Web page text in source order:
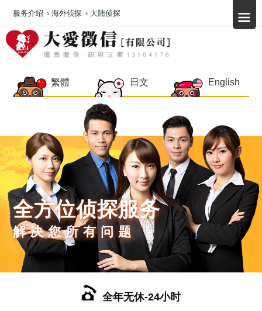
繁體 日文 English
全方位侦探服务
解决您所有问题
全年无休-24小时
服务介绍 › 海外侦探 › 大陆侦探